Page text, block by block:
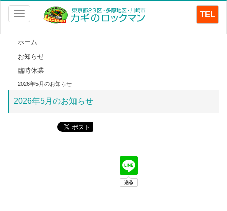
Toggle
navigation
TEL
ホーム
お知らせ
臨時休業
2026年5月のお知らせ
2026年5月のお知らせ